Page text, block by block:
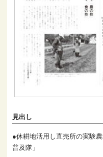
見出し
●休耕地活用し直売所の実験
普及隊」